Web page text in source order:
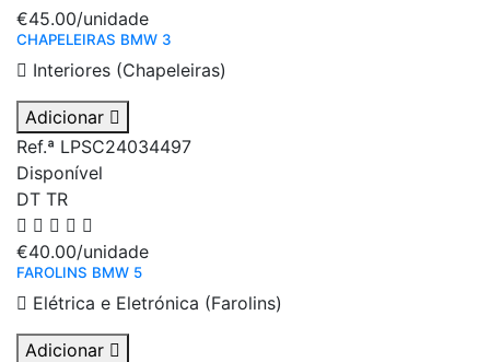
€45.00/unidade
CHAPELEIRAS BMW 3
Interiores (Chapeleiras)
Adicionar
Ref.ª LPSC24034497
Disponível
DT TR
€40.00/unidade
FAROLINS BMW 5
Elétrica e Eletrónica (Farolins)
Adicionar